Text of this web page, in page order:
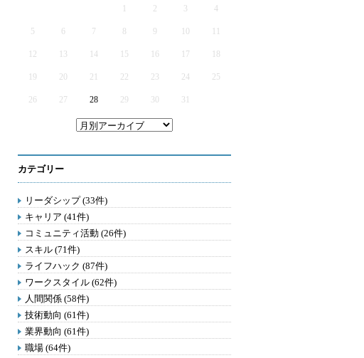
2 3 4
5 6 7 9
12 13 14 15 16 17
19 20 21 22 23 24 25
26 27 28 29 30 31
カテゴリー
リーダシップ (33件)
キャリア (41件)
コミュニティ活動 (26件)
スキル (71件)
ライフハック (87件)
ワークスタイル (62件)
人間関係 (58件)
技術動向 (61件)
業界動向 (61件)
職場 (64件)